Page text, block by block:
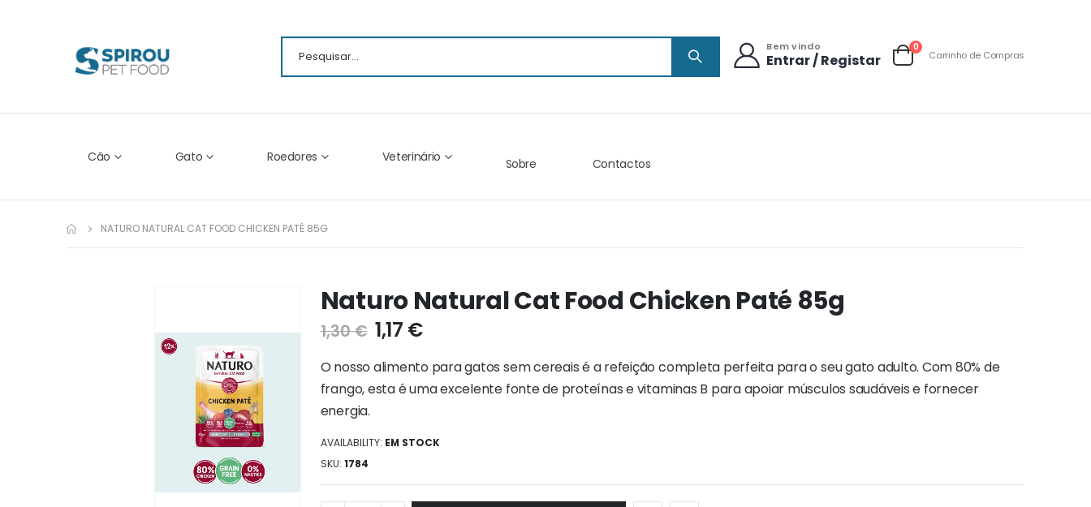
Bem vindo
Entrar / Registar Carrinho
0items
Carrinho de Compras
Cão Gato Roedores Veterinário Sobre Contactos
NATURO NATURAL CAT FOOD CHICKEN PATÉ 85G
Naturo Natural Cat Food Chicken Paté 85g
1,30 € 1,17 €
O nosso alimento para gatos sem cereais é a refeição completa perfeita para o seu gato adulto. Com 80% de
frango, esta é uma excelente fonte de proteínas e vitaminas B para apoiar músculos saudáveis e fornecer
energia.
AVAILABILITY: EM STOCK
SKU 1784